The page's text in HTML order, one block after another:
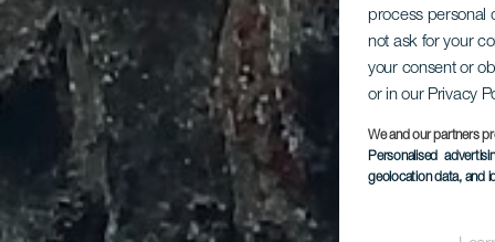
process personal
not ask for your
your consent or
or in our Privacy
We and our partners
Personalised
geolocation data, and